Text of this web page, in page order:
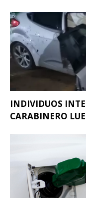
INDIVIDUOS
CARABINERO